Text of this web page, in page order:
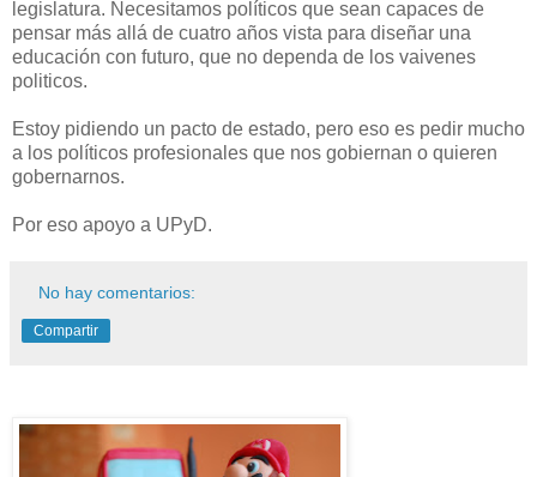
legislatura. Necesitamos políticos que sean capaces de
pensar más allá de cuatro años vista para diseñar una
educación con futuro, que no dependa de los vaivenes
politicos.
Estoy pidiendo un pacto de estado, pero eso es pedir mucho
a los políticos profesionales que nos gobiernan o quieren
gobernarnos.
Por eso apoyo a UPyD.
No hay comentarios:
Compartir